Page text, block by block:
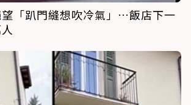
「趴門縫想吹冷氣」…飯店下一